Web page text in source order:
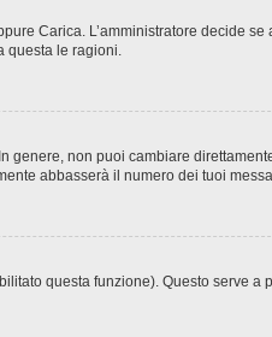
Carica. L’amministratore decide
questa le ragioni.
genere, non puoi cambiare
abbasserà il numero dei tuoi
questa funzione). Questo serve a